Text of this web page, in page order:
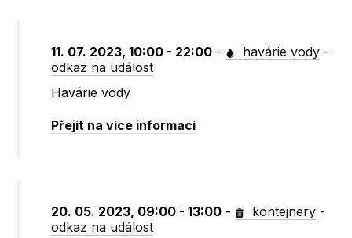
11. 07. 2023, 10:00 - 22:00 - havárie vody -
odkaz na událost
Havárie vody
Přejít na více informací
20. 05. 2023, 09:00 - 13:00 - kontejnery -
odkaz na událost